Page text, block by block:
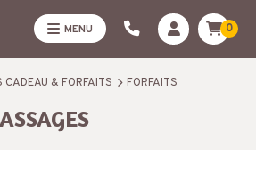
MENU 0
CADEAU & FORFAITS
FORFAITS